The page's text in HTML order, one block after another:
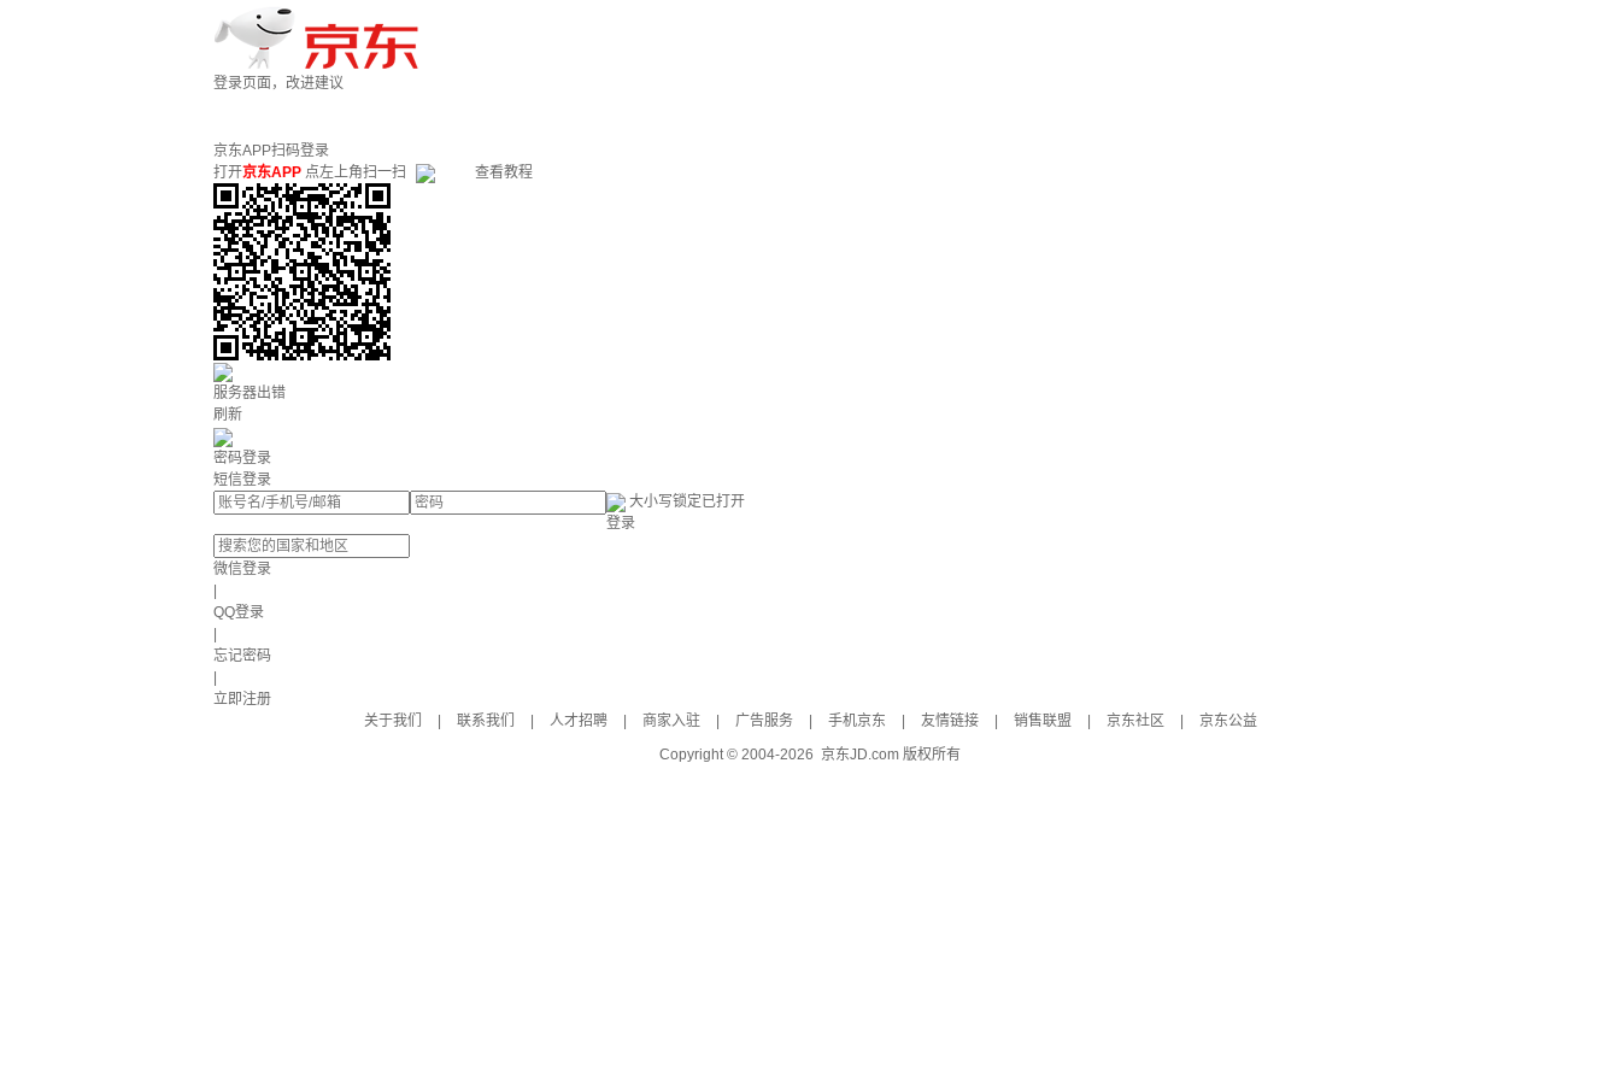
登录页面，改进建议
京东APP扫码登录
打开京东APP 点左上角扫一扫 查看教程
服务器出错
刷新
密码登录
短信登录
大小写锁定已打开
登录
微信登录
QQ登录
忘记密码
立即注册
关于我们
联系我们 人才招聘 商家入驻 广告服务 手机京东 友情链接 销售联盟 京东社区
京东公益
Copyright © 2004-2026 京东JD.com 版权所有